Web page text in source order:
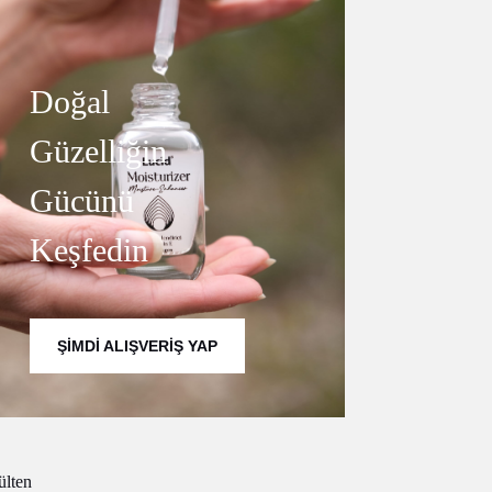
Doğal
Güzelliğin
Gücünü
Keşfedin
ŞIMDI ALIŞVERIŞ YAP